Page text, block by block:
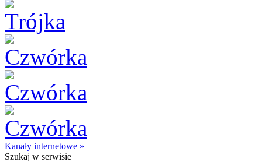
Kanały internetowe »
Szukaj w serwisie